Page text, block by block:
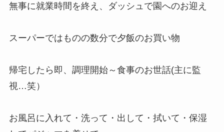
無事に就業時間を終え、ダッシュで園へのお迎え
スーパーではものの数分で夕飯のお買い物
帰宅したら即、調理開始～食事のお世話(主に監
視…笑）
お風呂に入れて・洗って・出して・拭いて・保湿